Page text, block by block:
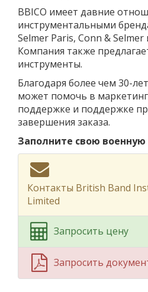
BBICO имеет давние
инструментальными
Selmer Paris, Conn & Selmer
Компания также
инструменты.
Благодаря более чем 30-
может помочь в
поддержке и поддержке
завершения заказа.
Заполните свою военную
Контакты British Band
Limited
Запросить цену
Запросить